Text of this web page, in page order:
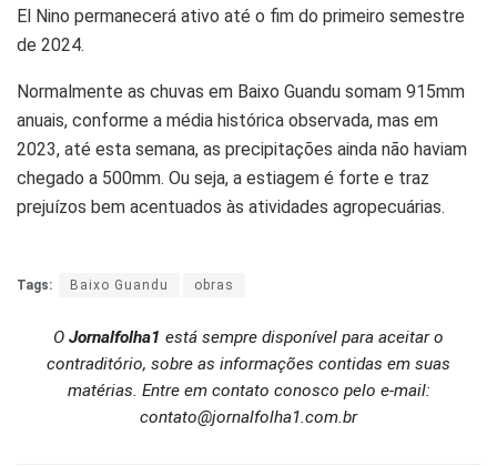
El Nino permanecerá ativo até o fim do primeiro semestre
de 2024.
Normalmente as chuvas em Baixo Guandu somam 915mm
anuais, conforme a média histórica observada, mas em
2023, até esta semana, as precipitações ainda não haviam
chegado a 500mm. Ou seja, a estiagem é forte e traz
prejuízos bem acentuados às atividades agropecuárias.
Tags: Baixo Guandu obras
O Jornalfolha1 está sempre disponível para aceitar o
contraditório, sobre as informações contidas em suas
matérias. Entre em contato conosco pelo e-mail:
contato@jornalfolha1.com.br